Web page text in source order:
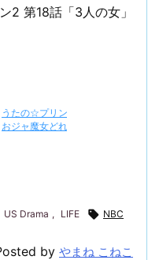
2 第18話「3人の女」
US Drama , LIFE  NBC
by やまね こねこ